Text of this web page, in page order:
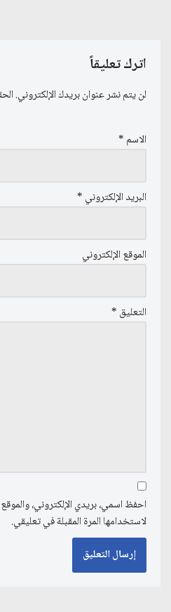
اترك تعليقاً
لن يتم نشر عنوان بريدك الإلكتروني.
الاسم*
البريد الإلكتروني*
الموقع الإلكتروني
التعليق*
احفظ اسمي، بريدي الإلكتروني،
لاستخدامها المرة المقبلة في تعليقي.